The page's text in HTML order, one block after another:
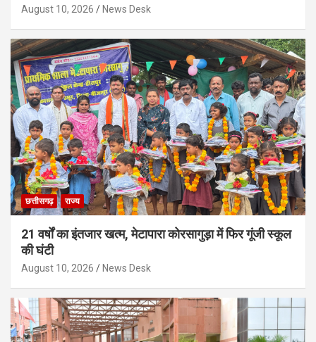
August 10, 2026 News Desk
छत्तीसगढ़ राज्य
21 वर्षों का इंतजार खत्म, मेटापारा कोरसागुड़ा में फिर गूंजी स्कूल
की घंटी
August 10, 2026 News Desk